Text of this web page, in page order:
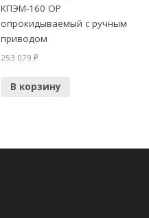
КПЭМ-160 ОР
опрокидываемый с ручным
приводом
253 079₽
В корзину